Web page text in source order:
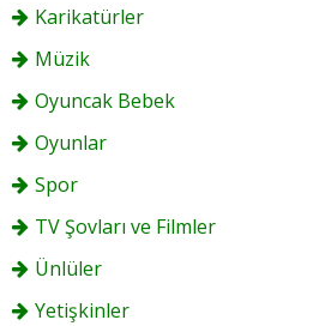
Karikatürler
Müzik
Oyuncak Bebek
Oyunlar
Spor
TV Şovları ve Filmler
Ünlüler
Yetişkinler